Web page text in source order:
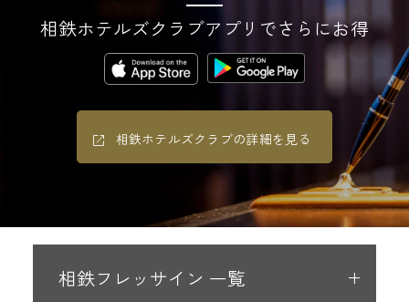
相鉄ホテルズクラブアプリでさらにお得
相鉄ホテルズクラブの詳細を見る
相鉄フレッサイン 一覧